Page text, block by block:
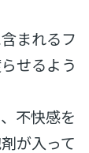
まれるフ
せるよう
不快感を
が入って